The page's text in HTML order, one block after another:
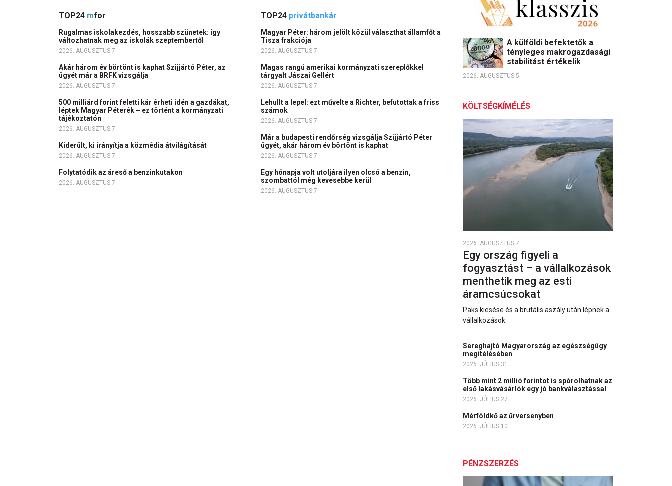
TOP24 mfor
Rugalmas iskolakezdés, hosszabb szünetek: így
változhatnak meg az iskolák szeptembertől
2026. AUGUSZTUS 7.
Akár három év börtönt is kaphat Szijjártó Péter, az
ügyét már a BRFK vizsgálja
2026. AUGUSZTUS 7.
500 milliárd forint feletti kár érheti idén a gazdákat,
léptek Magyar Péterék – ez történt a kormányzati
tájékoztatón
2026. AUGUSZTUS 7.
Kiderült, ki irányítja a közmédia átvilágítását
2026. AUGUSZTUS 7.
Folytatódik az áreső a benzinkutakon
2026. AUGUSZTUS 7.
TOP24 privátbankár
Magyar Péter: három jelölt közül választhat államfőt a
Tisza frakciója
2026. AUGUSZTUS 7.
Magas rangú amerikai kormányzati szereplőkkel
tárgyalt Jászai Gellért
2026. AUGUSZTUS 7.
Lehullt a lepel: ezt művelte a Richter, befutottak a friss
számok
2026. AUGUSZTUS 7.
Már a budapesti rendőrség vizsgálja Szijjártó Péter
ügyét, akár három év börtönt is kaphat
2026. AUGUSZTUS 7.
Egy hónapja volt utoljára ilyen olcsó a benzin,
szombattól még kevesebbe kerül
2026. AUGUSZTUS 7.
A külföldi befektetők a
tényleges makrogazdasági
stabilitást értékelik
2026. AUGUSZTUS 5.
KÖLTSÉGKÍMÉLÉS
2026. AUGUSZTUS 7.
Egy ország figyeli a
fogyasztást – a vállalkozások
menthetik meg az esti
áramcsúcsokat
Paks kiesése és a brutális aszály után lépnek a
vállalkozások.
Sereghajtó Magyarország az egészségügy
megítélésében
2026. JÚLIUS 31.
Több mint 2 millió forintot is spórolhatnak az
első lakásvásárlók egy jó bankválasztással
2026. JÚLIUS 27.
Mérföldkő az űrversenyben
2026. JÚLIUS 10.
PÉNZSZERZÉS